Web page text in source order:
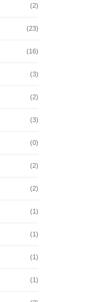
(2)
(23)
(16)
(3)
(2)
(3)
(0)
(2)
(2)
(1)
(1)
(1)
(1)